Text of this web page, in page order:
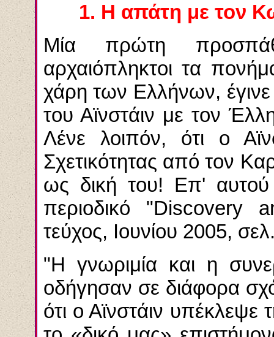
1. Η απάτη με τον
Μία πρώτη
αρχαιόπληκτοι τα
χάρη των Ελλήνων,
του Αϊνστάιν με τον
Λένε λοιπόν, ότι ο
Σχετικότητας από τον
ως δική του! Επ'
περιοδικό "Discovery
τεύχος, Ιουνίου 2005,
"Η γνωριμία και η
οδήγησαν σε διάφορα
ότι ο Αϊνστάιν υπέκλεψε